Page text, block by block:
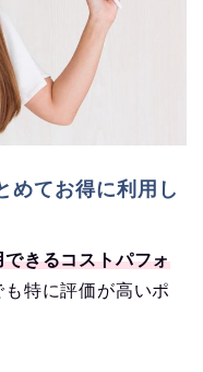
めてお得に利用し
きるコストパフォ
特に評価が高いポ